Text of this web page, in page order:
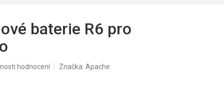
baterie R6 pro
hodnocení Značka: Apache